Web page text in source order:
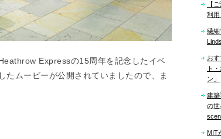
Expressの15周年を記念したイベ
たムービーが公開されていましたので、ま
【
利用
繊細
お
ト
ン」
建築
の世
MIT